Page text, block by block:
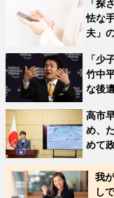
「探
怯な
夫」
「少
竹中
な後
高市
め、
めて
我
し